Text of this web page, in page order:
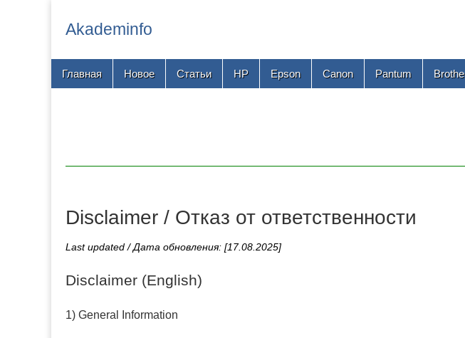
Akademinfo
Main
Skip
Главная Новое Статьи HP Epson Canon Pantum
Disclaimer / Отказ от ответственности
Last updated / Дата обновления: [17.08.2025]
Disclaimer (English)
1) General Information